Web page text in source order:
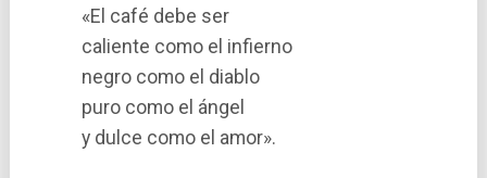
«El café debe ser
caliente como el infierno
negro como el diablo
puro como el ángel
y dulce como el amor».